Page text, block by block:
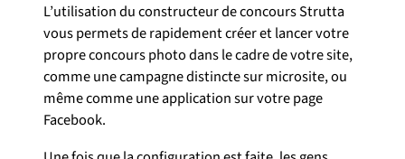
L’utilisation du constructeur de concours Strutta
vous permets de rapidement créer et lancer votre
propre concours photo dans le cadre de votre site,
comme une campagne distincte sur microsite, ou
même comme une application sur votre page
Facebook.